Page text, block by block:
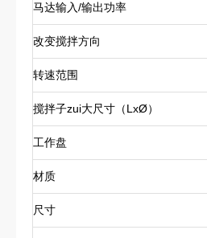
马达输入/输出功率
改变搅拌方向
转速范围
搅拌子zui大尺寸（LxØ）
工作盘
材质
尺寸